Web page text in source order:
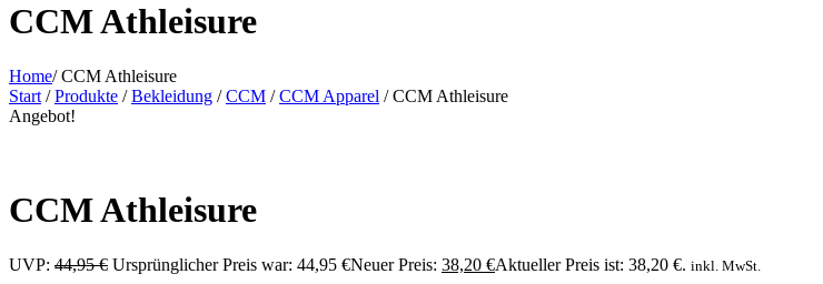
CCM Athleisure
Home/CCM Athleisure
Start /Produkte /Bekleidung /CCM /CCM Apparel / CCM Athleisure
Angebot!
CCM Athleisure
UVP: 44,95€ Ursprünglicher Preis war: 44,95 €Neuer Preis: 38,20 €Aktueller Preis ist: 38,20 €. inkl. MwSt.